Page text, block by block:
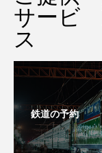
サービ
ス
鉄道の予約